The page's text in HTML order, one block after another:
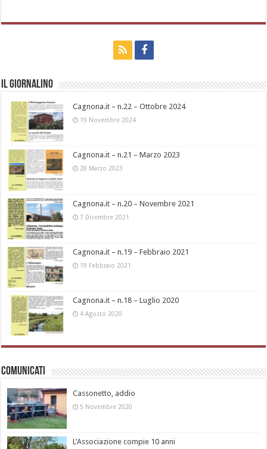
Il Giornalino
Cagnona.it – n.22 – Ottobre 2024
19 Novembre 2024
Cagnona.it – n.21 – Marzo 2023
28 Marzo 2023
Cagnona.it – n.20 – Novembre 2021
7 Dicembre 2021
Cagnona.it – n.19 – Febbraio 2021
19 Febbraio 2021
Cagnona.it – n.18 – Luglio 2020
4 Agosto 2020
Comunicati
Cassonetto, addio
5 Novembre 2020
L’Associazione compie 10 anni